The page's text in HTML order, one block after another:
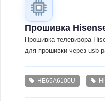
Прошивка
Прошивка телевизора
для прошивки через usb
HE65A6100U